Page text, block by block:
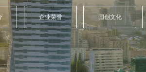
国创文化
企业荣誉